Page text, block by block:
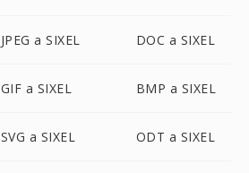
JPEG a SIXEL DOC a SIXEL
GIF a SIXEL BMP a SIXEL
SVG a SIXEL ODT a SIXEL